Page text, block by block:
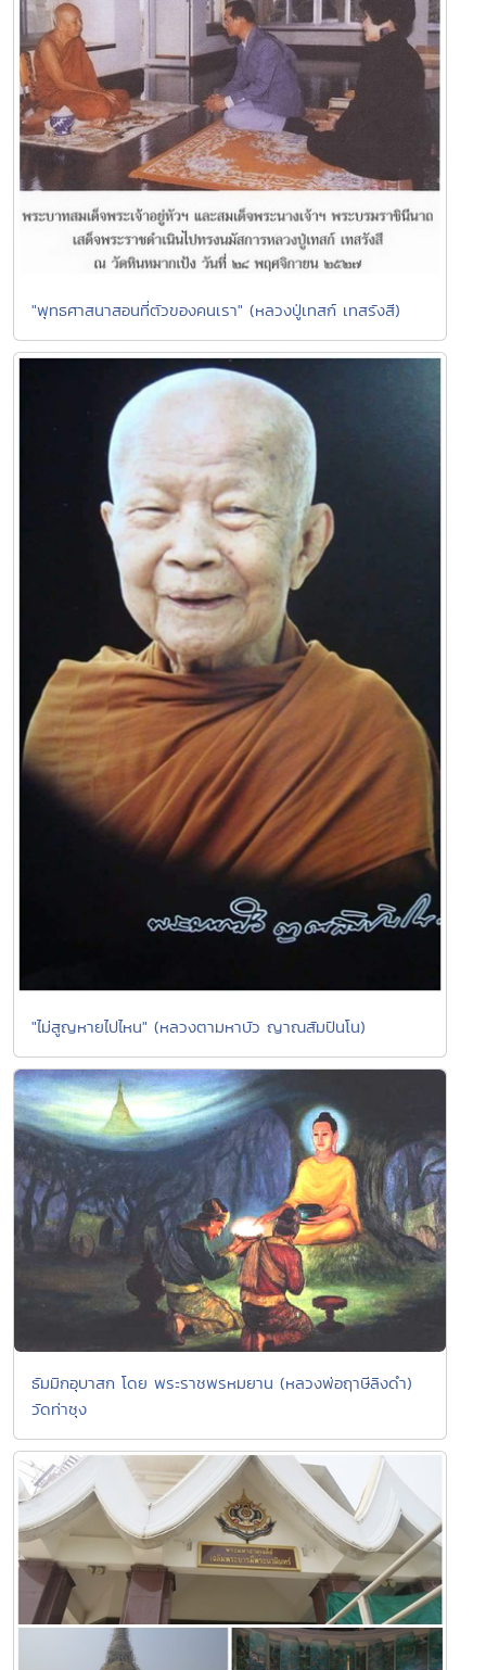
"พุทธศาสนาสอนที่ตัวของคนเรา" (หลวงปู่เทสก์ เทสรังสี)
"ไม่สูญหายไปไหน" (หลวงตามหาบัว ญาณสัมปันโน)
ธัมมิกอุบาสก โดย พระราชพรหมยาน (หลวงพ่อฤาษีลิงดำ)
วัดท่าซุง